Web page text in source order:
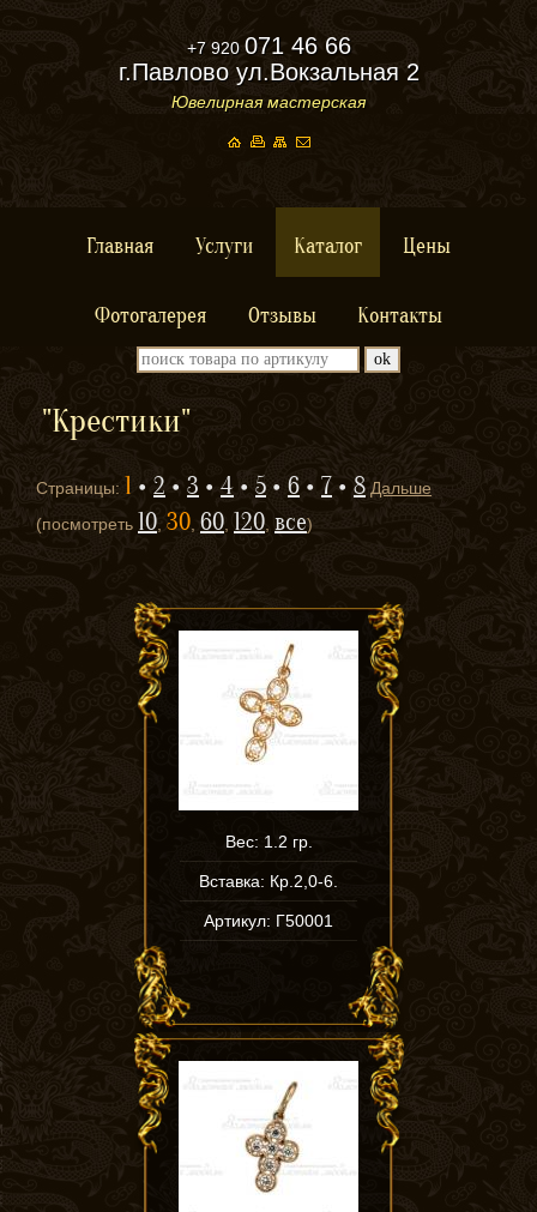
Главная Услуги Каталог Цены
Фотогалерея Отзывы Контакты
"Крестики"
Страницы: 1 2 3 4 5 6 7 8 Дальше
(посмотреть 10 30 60 120 все)
Вес: 1.2 гр.
Вставка: Кр.2,0-6.
Артикул: Г50001
+7 920 071 46 66
г.Павлово ул.Вокзальная 2
Ювелирная мастерская